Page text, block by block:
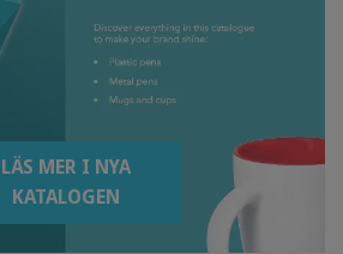
LÄS MER I NYA
KATALOGEN